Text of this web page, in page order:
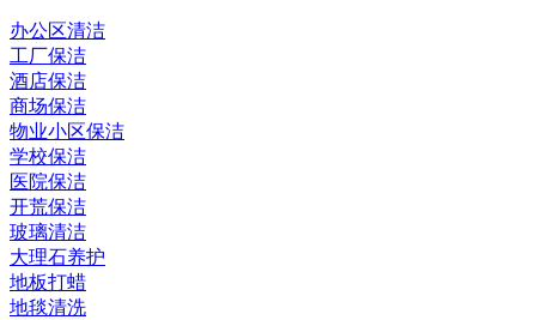
办公区清洁
工厂保洁
酒店保洁
商场保洁
物业小区保洁
学校保洁
医院保洁
开荒保洁
玻璃清洁
大理石养护
地板打蜡
地毯清洗